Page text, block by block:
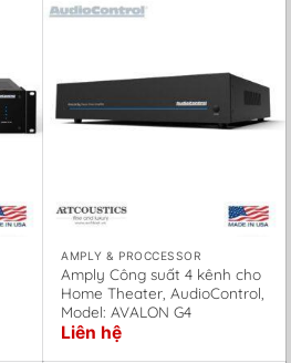
AMPLY & PROCCESSOR
Amply Công suất 4 kênh cho
Home Theater, AudioControl,
Model: AVALON G4
Liên hệ